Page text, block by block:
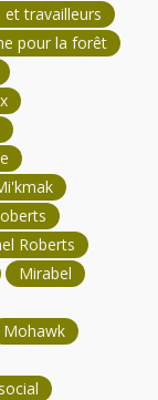
et travailleurs
pour la forêt
Roberts
Mirabel
Mohawk